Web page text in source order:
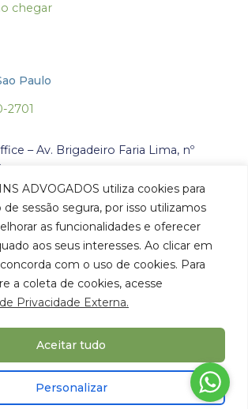
ADVOGADOS utiliza cookies para
sessão segura, por isso utilizamos
as funcionalidades e oferecer
aos seus interesses. Ao clicar em
com o uso de cookies. Para
a coleta de cookies, acesse
Privacidade Externa.
Personalizar
Aceitar tudo
chegar
Paulo
2701
– Av. Brigadeiro Faria Lima, nº
Office – Sala 804
Bibi, São Paulo, SP.
132
chegar